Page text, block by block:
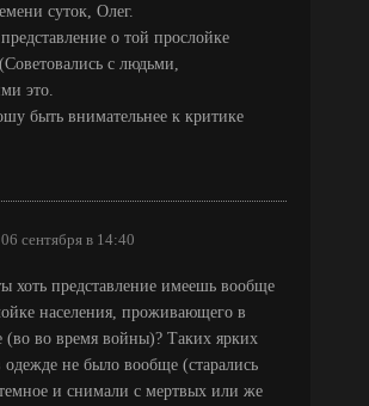
суток, Олег.
о той прослойке
с людьми,
это.
быть внимательнее к критике
06 сентября в 14:40
хоть представление имеешь вообще
населения, проживающего в
(во во время войны)? Таких ярких
одежде не было вообще (старались
и снимали с мертвых или же